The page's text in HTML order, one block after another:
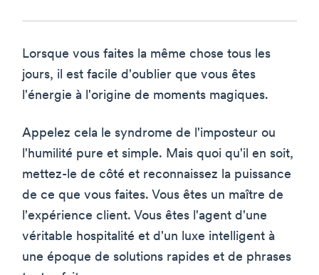
Lorsque vous faites la même chose tous les
jours, il est facile d'oublier que vous êtes
l'énergie à l'origine de moments magiques.
Appelez cela le syndrome de l'imposteur ou
l'humilité pure et simple. Mais quoi qu'il en soit,
mettez-le de côté et reconnaissez la puissance
de ce que vous faites. Vous êtes un maître de
l'expérience client. Vous êtes l'agent d'une
véritable hospitalité et d'un luxe intelligent à
une époque de solutions rapides et de phrases